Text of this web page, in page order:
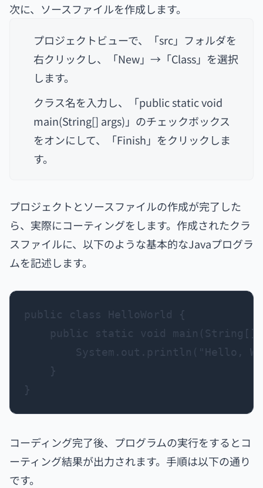
次に、ソースファイルを作成します。
プロジェクトビューで、「src」フォルダを
右クリックし、「New」→「Class」を選択
します。
クラス名を入力し、「public static void
main(String[] args)」のチェックボックス
をオンにして、「Finish」をクリックしま
す。
プロジェクトとソースファイルの作成が完了した
ら、実際にコーティングをします。作成されたクラ
スファイルに、以下のような基本的なJavaプログラ
ムを記述します。
public class HelloWorld {
public static void main(String[]
System.out.println("Hello,
    }
コーディング完了後、プログラムの実行をするとコ
ーティング結果が出力されます。手順は以下の通り
です。